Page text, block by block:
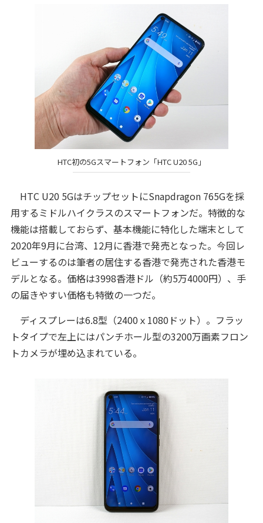
HTC初の5Gスマートフォン「HTC U20 5G」
HTC U20 5GはチップセットにSnapdragon 765Gを採
用するミドルハイクラスのスマートフォンだ。特徴的な
機能は搭載しておらず、基本機能に特化した端末として
2020年9月に台湾、12月に香港で発売となった。今回レ
ビューするのは筆者の居住する香港で発売された香港モ
デルとなる。価格は3998香港ドル（約5万4000円）、手
の届きやすい価格も特徴の一つだ。
ディスプレーは6.8型（2400ｘ1080ドット）。フラッ
トタイプで左上にはパンチホール型の3200万画素フロン
トカメラが埋め込まれている。